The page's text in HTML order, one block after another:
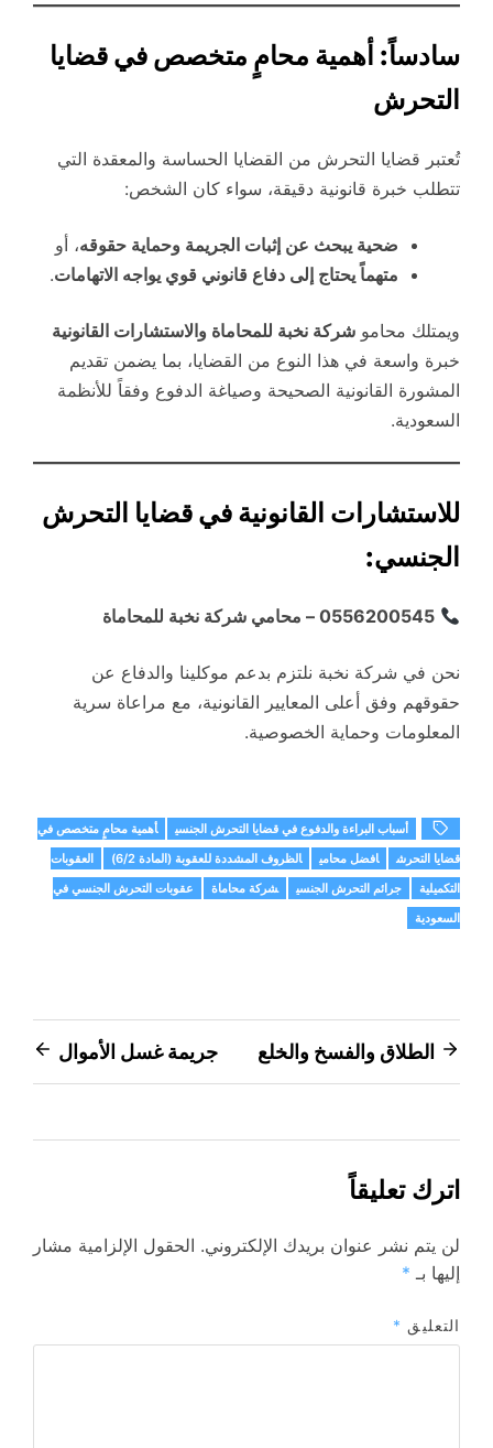
سادساً: أهمية محامٍ متخصص في قضايا
التحرش
تُعتبر قضايا التحرش من القضايا الحساسة والمعقدة التي
تتطلب خبرة قانونية دقيقة، سواء كان الشخص:
ضحية يبحث عن إثبات الجريمة وحماية حقوقه، أو
متهماً يحتاج إلى دفاع قانوني قوي يواجه الاتهامات.
ويمتلك محامو شركة نخبة للمحاماة والاستشارات القانونية
خبرة واسعة في هذا النوع من القضايا، بما يضمن تقديم
المشورة القانونية الصحيحة وصياغة الدفوع وفقاً للأنظمة
السعودية.
للاستشارات القانونية في قضايا التحرش
الجنسي:
0556200545 – محامي شركة نخبة للمحاماة
نحن في شركة نخبة نلتزم بدعم موكلينا والدفاع عن
حقوقهم وفق أعلى المعايير القانونية، مع مراعاة سرية
المعلومات وحماية الخصوصية.
أسباب البراءة والدفوع في قضايا التحرش الجنسي
أهمية محامٍ متخصص في
قضايا التحرش
افضل محامي الظروف المشددة للعقوبة (المادة 6/2)
العقوبات
التكميلية
جرائم التحرش الجنسي شركة محاماة
عقوبات التحرش الجنسي في
السعودية
تصفّح
المقالات
الطلاق والفسخ والخلع جريمة غسل الأموال
اترك تعليقاً
لن يتم نشر عنوان بريدك الإلكتروني. الحقول الإلزامية مشار
إليها بـ *
التعليق *